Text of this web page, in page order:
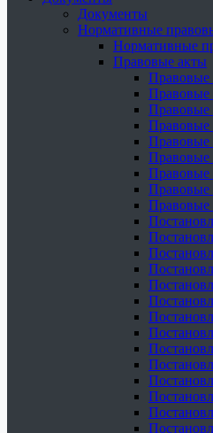
Документы
Нормативные
Нормативные
Правовые акты
Правовые
Правовые
Правовые
Правовые
Правовые
Правовые
Правовые
Правовые
Правовые